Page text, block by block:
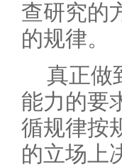
查研究的
的规律。
真正做
能力的要
循规律按
的立场上